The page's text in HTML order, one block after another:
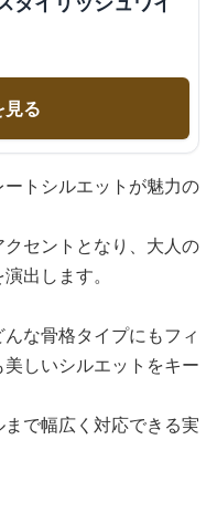
見る
トシルエットが魅力の
セントとなり、大人の
出します。
な骨格タイプにもフィ
しいシルエットをキー
で幅広く対応できる実